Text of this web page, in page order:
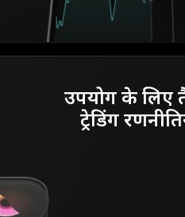
उपयोग के लिए
ट्रेडिंग